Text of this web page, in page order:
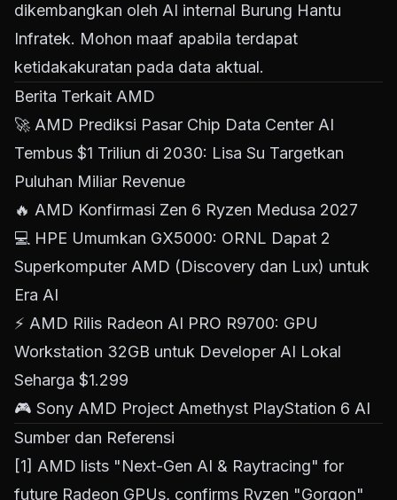
dikembangkan oleh AI internal Burung Hantu
Infratek. Mohon maaf apabila terdapat
ketidakakuratan pada data aktual.
Berita Terkait AMD
🚀 AMD Prediksi Pasar Chip Data Center AI
Tembus $1 Triliun di 2030: Lisa Su Targetkan
Puluhan Miliar Revenue
🔥 AMD Konfirmasi Zen 6 Ryzen Medusa 2027
💻 HPE Umumkan GX5000: ORNL Dapat 2
Superkomputer AMD (Discovery dan Lux) untuk
Era AI
⚡ AMD Rilis Radeon AI PRO R9700: GPU
Workstation 32GB untuk Developer AI Lokal
Seharga $1.299
🎮 Sony AMD Project Amethyst PlayStation 6 AI
Sumber dan Referensi
[1] AMD lists "Next-Gen AI & Raytracing" for
future Radeon GPUs, confirms Ryzen "Gorgon"